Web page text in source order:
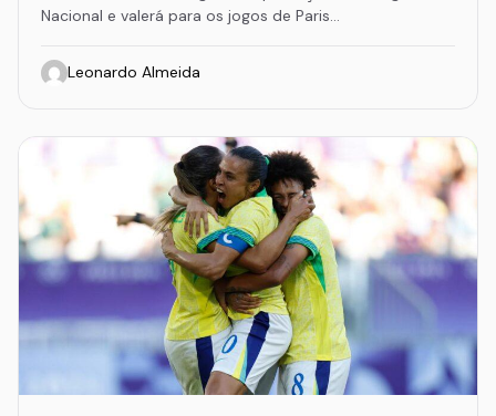
Nacional e valerá para os jogos de Paris…
Leonardo Almeida